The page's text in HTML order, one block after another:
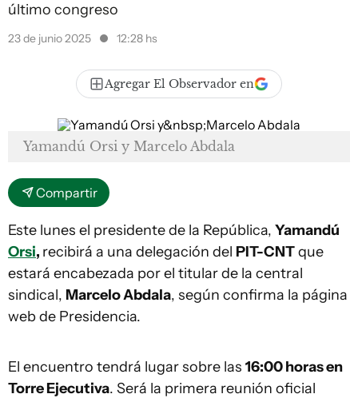
último congreso
23 de junio 2025 12:28 hs
Agregar El Observador en
Yamandú Orsi y Marcelo Abdala
Compartir
Este lunes el presidente de la República, Yamandú
Orsi, recibirá a una delegación del PIT-CNTque
estará encabezada por el titular de la central
sindical, Marcelo Abdala, según confirma la página
web de Presidencia.
El encuentro tendrá lugar sobre las 16:00 horas en
Torre Ejecutiva. Será la primera reunión oficial